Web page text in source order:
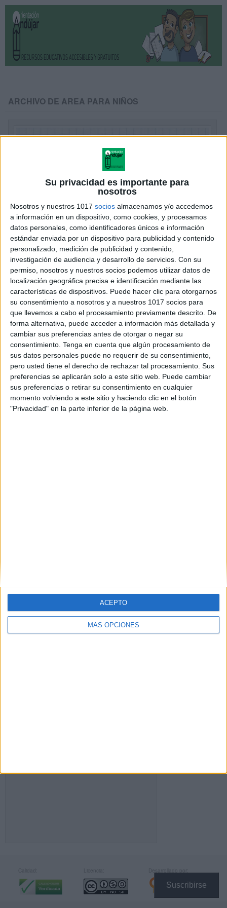
Su privacidad es importante para
nosotros
Nosotros y nuestros 1017 socios almacenamos y/o accedemos
a información en un dispositivo, como cookies, y procesamos
datos personales, como identificadores únicos e información
estándar enviada por un dispositivo para publicidad y contenido
personalizado, medición de publicidad y contenido,
investigación de audiencia y desarrollo de servicios. Con su
permiso, nosotros y nuestros socios podemos utilizar datos de
localización geográfica precisa e identificación mediante las
características de dispositivos. Puede hacer clic para otorgarnos
su consentimiento a nosotros y a nuestros 1017 socios para
que llevemos a cabo el procesamiento previamente descrito. De
forma alternativa, puede acceder a información más detallada y
cambiar sus preferencias antes de otorgar o negar su
consentimiento. Tenga en cuenta que algún procesamiento de
sus datos personales puede no requerir de su consentimiento,
pero usted tiene el derecho de rechazar tal procesamiento. Sus
preferencias se aplicarán solo a este sitio web. Puede cambiar
sus preferencias o retirar su consentimiento en cualquier
momento volviendo a este sitio y haciendo clic en el botón
"Privacidad" en la parte inferior de la página web.
MÁS OPCIONES
ACEPTO
Suscribirse
ARCHIVO DE AREA PARA NIÑOS
Esquemas matemáticos grometría:
figuras planas poligonos
Publicado el 3 octubre, 2020
Esquemas polígonos AUTORÍA: Autor/es: Sandra
López Torre https://www.instagram.com/PROFE_PT/
SEGUIR LEYENDO
Buscar
SIGUE NUESTROS TABLEROS EN